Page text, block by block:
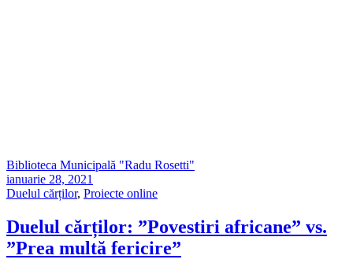
Biblioteca Municipală "Radu Rosetti"
ianuarie 28, 2021
Duelul cărților, Proiecte online
Duelul cărților: ”Povestiri africane” vs.
”Prea multă fericire”